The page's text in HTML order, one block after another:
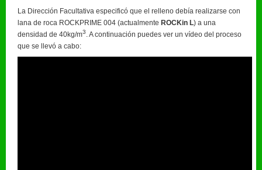
La Dirección Facultativa especificó que el relleno debía realizarse con
lana de roca ROCKPRIME 004 (actualmente ROCKin L) a una
densidad de 40kg/m3. A continuación puedes ver un vídeo del proceso
que se llevó a cabo: